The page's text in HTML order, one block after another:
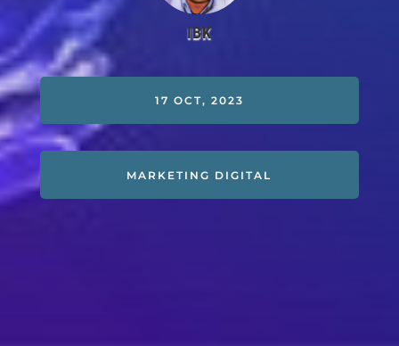
IBK
17 OCT, 2023
MARKETING DIGITAL